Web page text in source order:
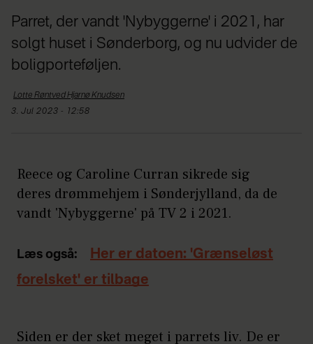
Parret, der vandt 'Nybyggerne' i 2021, har
solgt huset i Sønderborg, og nu udvider de
boligporteføljen.
Lotte Røntved HjarnøKnudsen
3. Jul 2023 - 12:58
Reece og Caroline Curran sikrede sig
deres drømmehjem i Sønderjylland, da de
vandt 'Nybyggerne' på TV 2 i 2021.
Læs også:
Her er datoen: 'Grænseløst
forelsket' er tilbage
Siden er der sket meget i parrets liv. De er